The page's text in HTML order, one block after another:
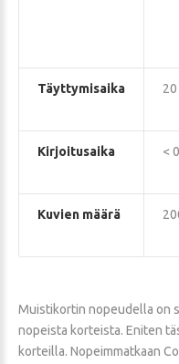
Täyttymisaika 20
Kirjoitusaika <
Kuvien määrä
Muistikortin nopeudella on
nopeista korteista. Eniten
korteilla. Nopeimmatkaan